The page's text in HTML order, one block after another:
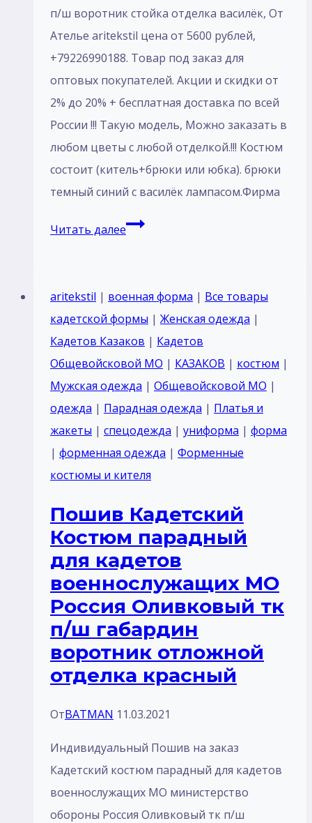
п/ш воротник стойка отделка василёк, От
Ателье aritekstil цена от 5600 рублей,
+79226990188. Товар под заказ для
оптовых покупателей. Акции и скидки от
2% до 20% + бесплатная доставка по всей
России !!! Такую модель, Mожно заказать в
любом цветы с любой отделкой.!!! Костюм
состоит (китель+брюки или юбка). брюки
темный синий с василёк лампасом.Фирма
Читать далееПошив
парадный
для
кадетов
Казаков
России
реестровый
Оливковый
тк
п/
воротник
стойка
отделка
василёк
aritekstil | военная форма | Все товары
кадетской формы | Женская одежда |
Кадетов Казаков | Кадетов
Общевойсковой МО | КАЗАКОВ | костюм |
Мужская одежда | Общевойсковой МО |
одежда | Парадная одежда | Платья и
жакеты | спецодежда | униформа | форма
| форменная одежда | Форменные
костюмы и кителя
Пошив Кадетский
Костюм парадный
для кадетов
военнослужащих МО
Россия Оливковый тк
п/ш габардин
воротник отложной
отделка красный
ОтBATMAN 11.03.2021
Индивидуальный Пошив на заказ
Кадетский костюм парадный для кадетов
военнослужащих МО министерство
обороны Россия Оливковый тк п/ш